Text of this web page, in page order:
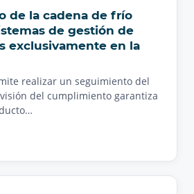
de la cadena de frío
de gestión de
exclusivamente en la
realizar un seguimiento del
del cumplimiento garantiza